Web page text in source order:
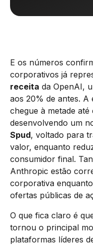
E os números
corporativos já
receita da OpenAI,
aos 20% de antes. A
chegue à metade
desenvolvendo um
Spud, voltado para
valor, enquanto
consumidor final.
Anthropic estão
corporativa
ofertas públicas de
O que fica claro é
tornou o principal
plataformas líderes